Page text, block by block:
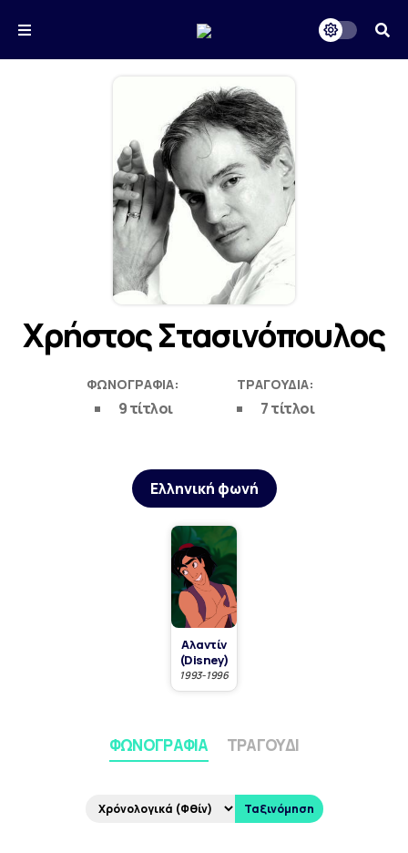
Χρήστος Στασινόπουλος
ΦΩΝΟΓΡΑΦΊΑ:
9 τίτλοι
ΤΡΑΓΟΎΔΙΑ:
7 τίτλοι
Ελληνική φωνή
Αλαντίν
(Disney)
1993-1996
ΦΩΝΟΓΡΑΦΊΑ ΤΡΑΓΟΎΔΙ
Ταξινόμηση